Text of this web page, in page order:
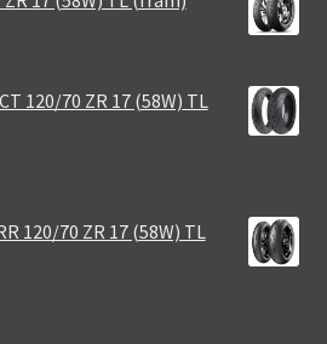
120/70 ZR 17 (58W) TL
120/70 ZR 17 (58W) TL